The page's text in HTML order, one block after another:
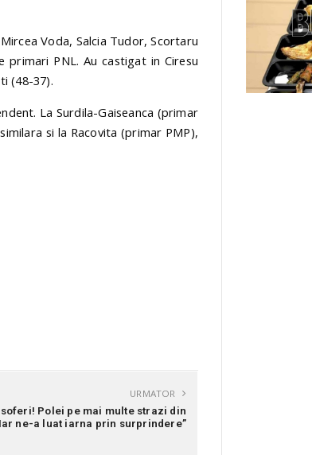
Voda, Salcia Tudor, Scortaru
primari PNL. Au castigat in Ciresu
(48-37).
La Surdila-Gaiseanca (primar
si la Racovita (primar PMP),
URMATOR
soferi! Polei pe mai multe strazi din
ne-a luat iarna prin surprindere”